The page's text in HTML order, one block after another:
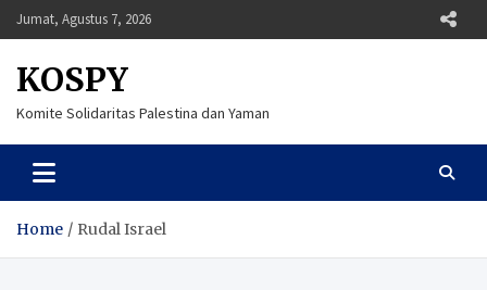
Skip
to
Jumat, Agustus 7, 2026
KOSPY
Komite Solidaritas Palestina dan Yaman
Home Rudal Israel